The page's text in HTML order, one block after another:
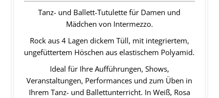
Tanz- und Ballett-Tutulette für Damen und
Mädchen von Intermezzo.
Rock aus 4 Lagen dickem Tüll, mit integriertem,
ungefüttertem Höschen aus elastischem Polyamid.
Ideal für Ihre Aufführungen, Shows,
Veranstaltungen, Performances und zum Üben in
Ihrem Tanz- und Ballettunterricht. In Weiß, Rosa